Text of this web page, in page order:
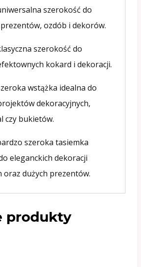
szerokość do
ozdób i dekorów.
szerokość do
kokard i dekoracji.
wstążka idealna do
dekoracyjnych,
czy bukietów.
szeroka tasiemka
eleganckich dekoracji
oraz dużych prezentów.
produkty